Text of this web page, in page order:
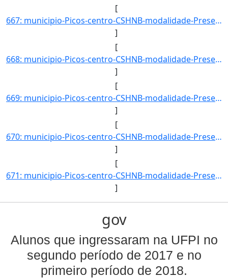
[
667: municipio-Picos-centro-CSHNB-modalidade-Presencial-convenio--selecao-SISU_COTA-cota-AA-4-sexo-F-uf-B]
]
[
668: municipio-Picos-centro-CSHNB-modalidade-Presencial-convenio--selecao-SISU_COTA-cota-AA-4-sexo-M-uf-B]
]
[
669: municipio-Picos-centro-CSHNB-modalidade-Presencial-convenio--selecao-SISU_COTA-cota-AA-2-sexo-M-uf-C]
]
[
670: municipio-Picos-centro-CSHNB-modalidade-Presencial-convenio--selecao-SISU_COTA-cota-AA-4-sexo-F-uf-C]
]
[
671: municipio-Picos-centro-CSHNB-modalidade-Presencial-convenio--selecao-SISU_COTA-cota-AA-7-sexo-M-uf-C]
]
gov
Alunos que ingressaram na UFPI no
segundo período de 2017 e no
primeiro período de 2018.